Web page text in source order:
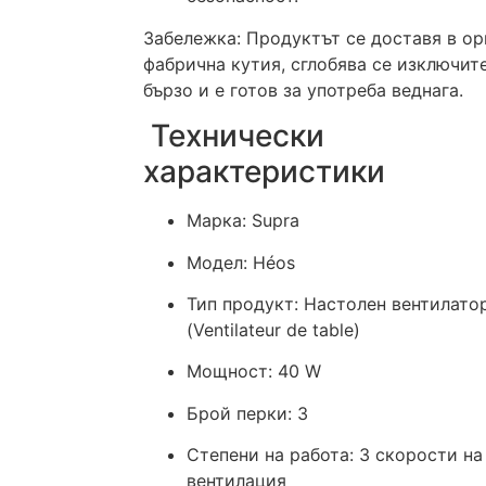
Забележка: Продуктът се доставя в
фабрична кутия, сглобява се
бързо и е готов за употреба веднага.
Технически
характеристики
Марка: Supra
Модел: Héos
Тип продукт: Настолен
(Ventilateur de table)
Мощност: 40 W
Брой перки: 3
Степени на работа: 3 скорости на
вентилация